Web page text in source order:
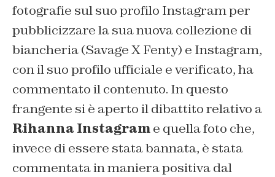
fotografie sul suo profilo Instagram per
pubblicizzare la sua nuova collezione di
biancheria (Savage X Fenty) e Instagram,
con il suo profilo ufficiale e verificato, ha
commentato il contenuto. In questo
frangente si è aperto il dibattito relativo a
Rihanna Instagrame quella foto che,
invece di essere stata bannata, è stata
commentata in maniera positiva dal